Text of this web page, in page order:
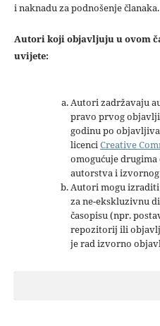
i naknadu za podnošenje članaka.
Autori koji objavljuju u ovom
uvijete:
Autori zadržavaju
pravo prvog
godinu po
licenciCreative
omogućuje
autorstva i
Autori mogu izraditi
za ne-ekskluzivnu
časopisu (npr.
repozitorij ili
je rad izvorno